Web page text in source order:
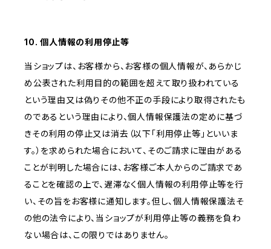
10. 個人情報の利用停止等
当ショップは、お客様から、お客様の個人情報が、あらかじ
め公表された利用目的の範囲を超えて取り扱われている
という理由又は偽りその他不正の手段により取得されたも
のであるという理由により、個人情報保護法の定めに基づ
きその利用の停止又は消去（以下「利用停止等」といいま
す。）を求められた場合において、そのご請求に理由がある
ことが判明した場合には、お客様ご本人からのご請求であ
ることを確認の上で、遅滞なく個人情報の利用停止等を行
い、その旨をお客様に通知します。但し、個人情報保護法そ
の他の法令により、当ショップが利用停止等の義務を負わ
ない場合は、この限りではありません。